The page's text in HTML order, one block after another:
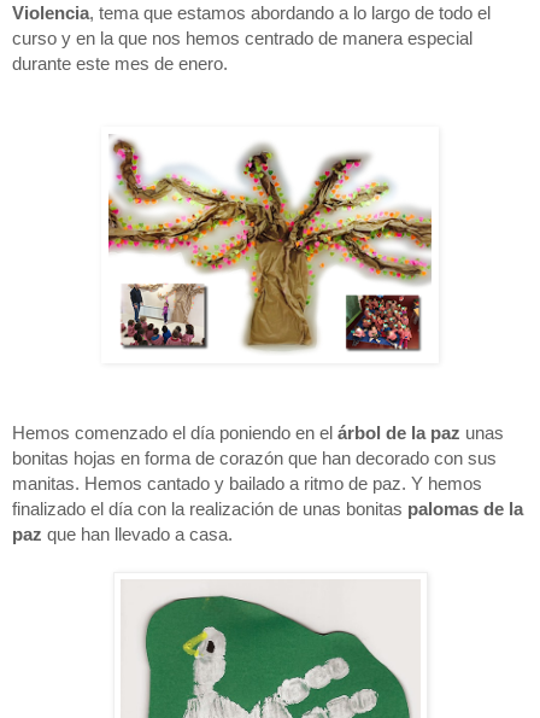
Violencia, tema que estamos abordando a lo largo de todo el
curso y en la que nos hemos centrado de manera especial
durante este mes de enero.
Hemos comenzado el día poniendo en el árbol de la paz unas
bonitas hojas en forma de corazón que han decorado con sus
manitas. Hemos cantado y bailado a ritmo de paz. Y hemos
finalizado el día con la realización de unas bonitas palomas de la
paz que han llevado a casa.